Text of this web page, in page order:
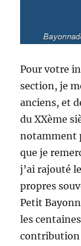
Pour votre
section, je
anciens, et
du XXème
notamment
que je
j’ai rajouté
propres
Petit
les
contribution